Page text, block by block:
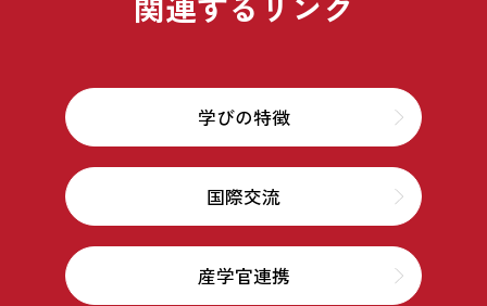
学びの特徴
国際交流
産学官連携